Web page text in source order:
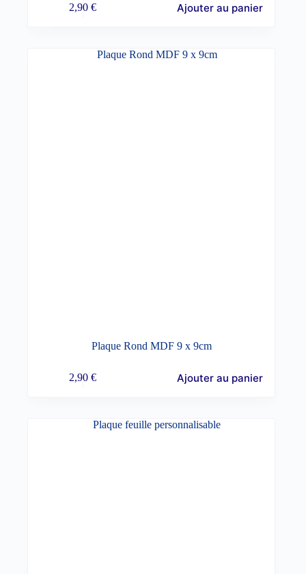
2,90€ Ajouter au panier
Plaque Rond MDF 9 x 9cm
2,90€ Ajouter au panier